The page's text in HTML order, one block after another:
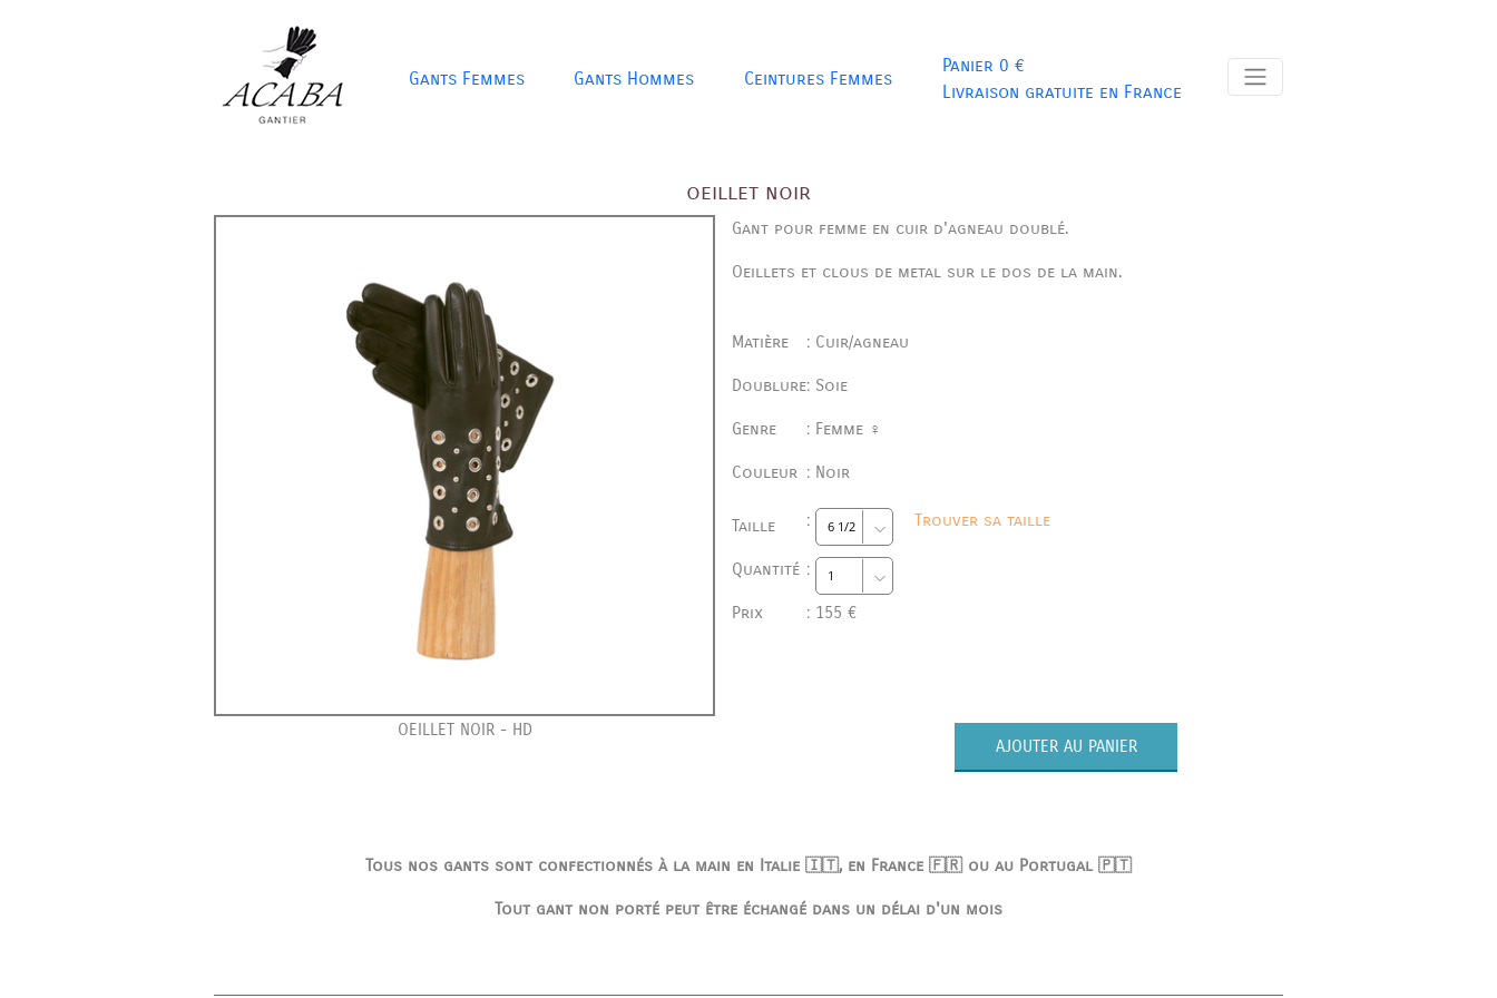
Gants Femmes Gants Hommes Ceintures Femmes
Panier 0 €
Livraison gratuite en France
oeillet noir
OEILLET NOIR - HD
Gant pour femme en cuir d'agneau doublé.
Oeillets et clous de metal sur le dos de la main.
Matière : Cuir/agneau
Doublure: Soie
Genre : Femme ♀
Couleur : Noir
Taille : Trouver sa taille
Quantité :
Prix : 155 €
AJOUTER AU PANIER
Tous nos gants sont confectionnés à la main en Italie 🇮🇹, en France 🇫🇷 ou au Portugal 🇵🇹
Tout gant non porté peut être échangé dans un délai d'un mois